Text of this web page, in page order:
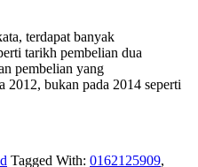
terdapat banyak
tarikh pembelian dua
pembelian yang
2012, bukan pada 2014 seperti
Tagged With: 0162125909,